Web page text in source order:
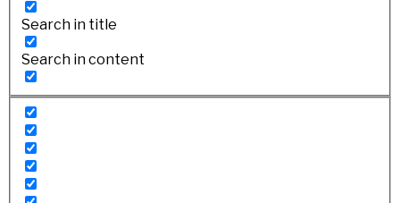
Search in title
Search in content